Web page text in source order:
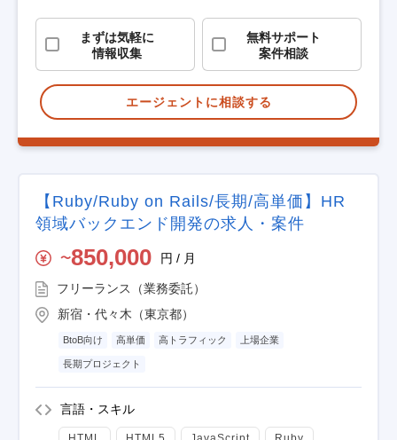
まずは気軽に
情報収集
無料サポート
案件相談
エージェントに相談する
【Ruby/Ruby on Rails/長期/高単価】HR
領域バックエンド開発の求人・案件
〜850,000 円 / 月
フリーランス（業務委託）
新宿・代々木（東京都）
BtoB向け 高単価 高トラフィック 上場企業
長期プロジェクト
言語・スキル